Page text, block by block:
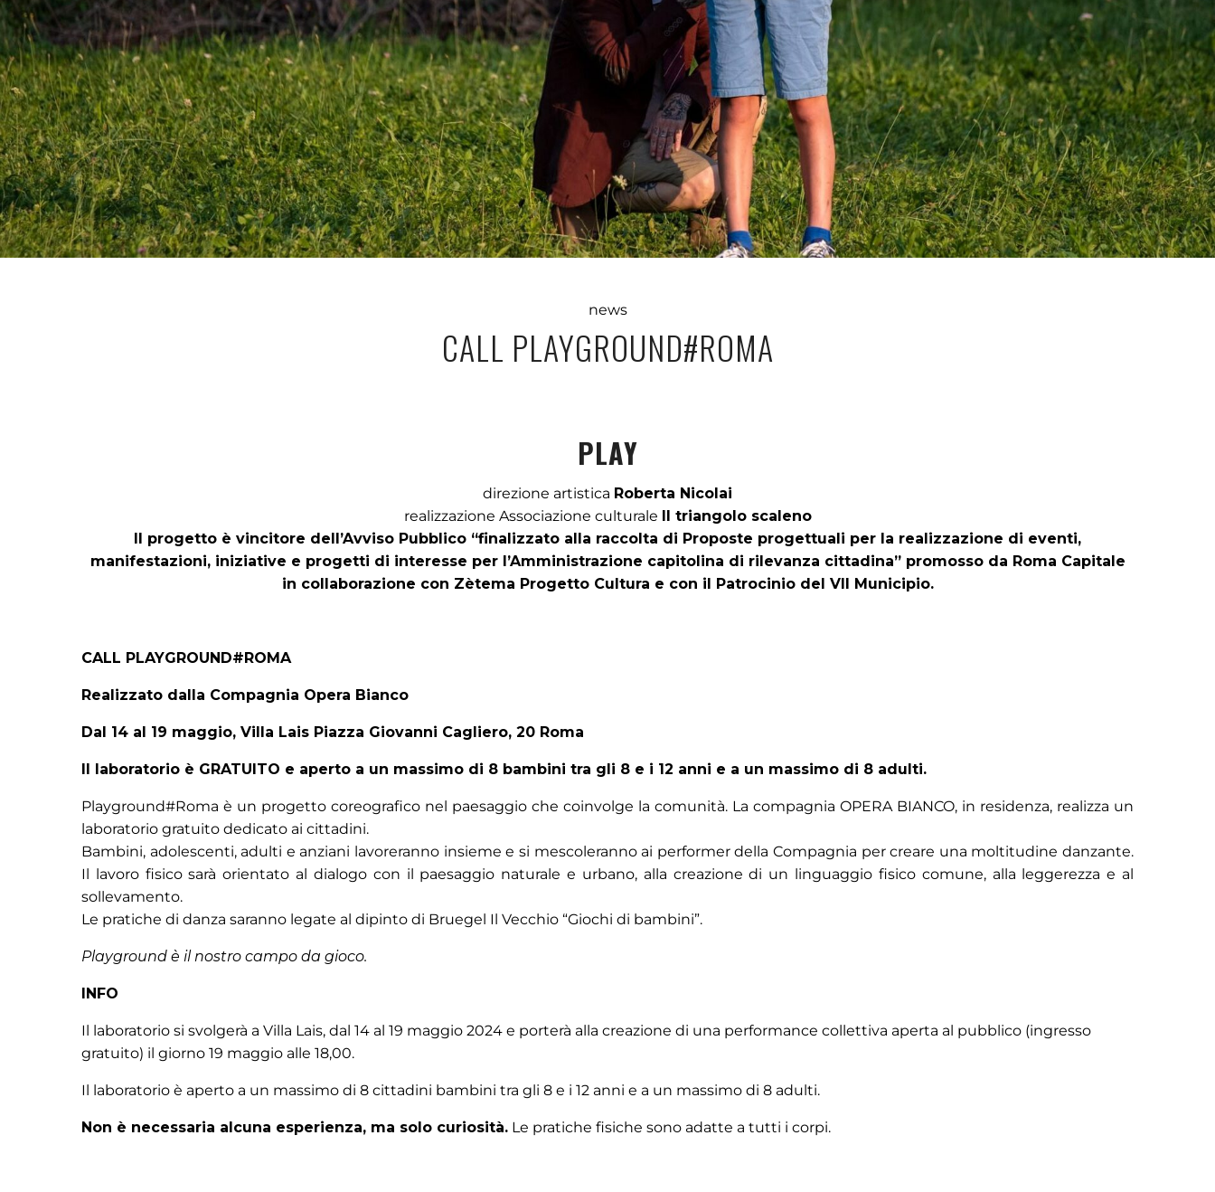
news
CALL PLAYGROUND#ROMA
PLAY
direzione artistica Roberta Nicolai
realizzazione Associazione culturale Il triangolo scaleno
Il progetto è vincitore dell’Avviso Pubblico “finalizzato alla raccolta di Proposte progettuali per la realizzazione di eventi,
manifestazioni, iniziative e progetti di interesse per l’Amministrazione capitolina di rilevanza cittadina” promosso da Roma Capitale
in collaborazione con Zètema Progetto Cultura e con il Patrocinio del VII Municipio.
CALL PLAYGROUND#ROMA
Realizzato dalla Compagnia Opera Bianco
Dal 14 al 19 maggio, Villa Lais Piazza Giovanni Cagliero, 20 Roma
Il laboratorio è GRATUITO e aperto a un massimo di 8 bambini tra gli 8 e i 12 anni e a un massimo di 8 adulti.
Playground#Roma è un progetto coreografico nel paesaggio che coinvolge la comunità. La compagnia OPERA BIANCO, in residenza, realizza un
laboratorio gratuito dedicato ai cittadini.
Bambini, adolescenti, adulti e anziani lavoreranno insieme e si mescoleranno ai performer della Compagnia per creare una moltitudine danzante.
Il lavoro fisico sarà orientato al dialogo con il paesaggio naturale e urbano, alla creazione di un linguaggio fisico comune, alla leggerezza e al
sollevamento.
Le pratiche di danza saranno legate al dipinto di Bruegel Il Vecchio “Giochi di bambini”.
Playground è il nostro campo da gioco.
INFO
Il laboratorio si svolgerà a Villa Lais, dal 14 al 19 maggio 2024 e porterà alla creazione di una performance collettiva aperta al pubblico (ingresso
gratuito) il giorno 19 maggio alle 18,00.
Il laboratorio è aperto a un massimo di 8 cittadini bambini tra gli 8 e i 12 anni e a un massimo di 8 adulti.
Non è necessaria alcuna esperienza, ma solo curiosità. Le pratiche fisiche sono adatte a tutti i corpi.